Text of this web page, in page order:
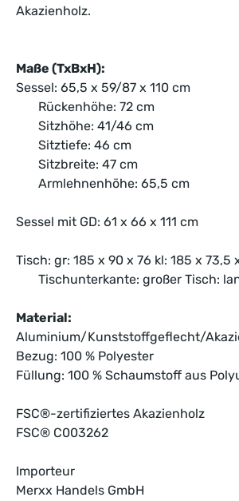
Akazienholz.
Maße (TxBxH):
Sessel: 65,5 x 59/87 x 110 cm
Rückenhöhe: 72 cm
Sitzhöhe: 41/46 cm
Sitztiefe: 46 cm
Sitzbreite: 47 cm
Armlehnenhöhe: 65,5 cm
Sessel mit GD: 61 x 66 x 111 cm
Tisch: gr: 185 x 90 x 76 kl: 185 x 73,5
Tischunterkante: großer Tisch:
Material:
Aluminium/Kunststoffgeflecht/
Bezug: 100 % Polyester
Füllung: 100 % Schaumstoff aus
FSC®-zertifiziertes Akazienholz
FSC® C003262
Importeur
Merxx Handels GmbH